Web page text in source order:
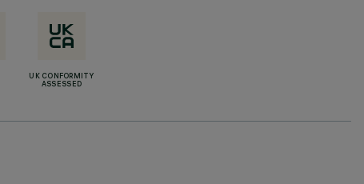
UK CONFORMITY
ASSESSED